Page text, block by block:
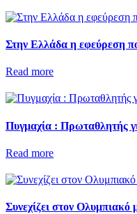
Στην Ελλάδα η εφεύρεση
Read more
Πυγμαχία : Πρωταθλητής
Read more
Συνεχίζει στον Ολυμπιακό